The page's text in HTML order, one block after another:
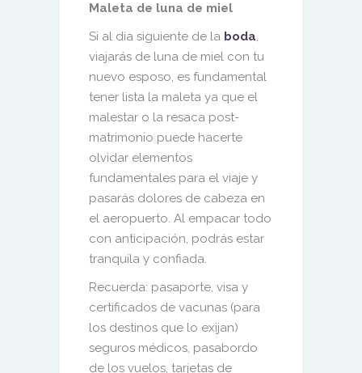
Maleta de luna de miel
Si al día siguiente de la boda,
viajarás de luna de miel con tu
nuevo esposo, es fundamental
tener lista la maleta ya que el
malestar o la resaca post-
matrimonio puede hacerte
olvidar elementos
fundamentales para el viaje y
pasarás dolores de cabeza en
el aeropuerto. Al empacar todo
con anticipación, podrás estar
tranquila y confiada.
Recuerda: pasaporte, visa y
certificados de vacunas (para
los destinos que lo exijan)
seguros médicos, pasabordo
de los vuelos, tarjetas de